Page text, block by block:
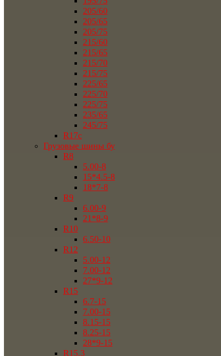
205/60
205/65
205/75
215/60
215/65
215/70
215/75
225/65
225/70
225/75
235/65
245/75
R17c
Грузовые шины бу
R8
5.00-8
15*4.5-8
18*7-8
R9
6.00-9
21*8-9
R10
6.50-10
R12
5.00-12
7.00-12
27*9-12
R15
6.7-15
7.00-15
8.15-15
8.25-15
28*9-15
R15.3